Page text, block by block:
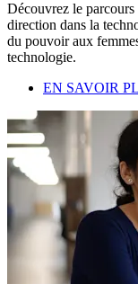
Découvrez le
direction dans la
du pouvoir aux
technologie.
EN SAVOIR